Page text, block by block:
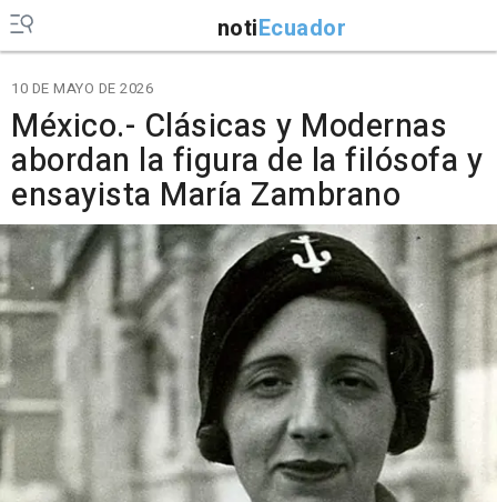
notiEcuador
10 DE MAYO DE 2026
México.- Clásicas y Modernas
abordan la figura de la filósofa y
ensayista María Zambrano